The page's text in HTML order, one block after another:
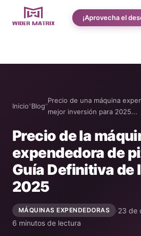
Inicio
Quiénes somos
Tienda
Cotton Candy Estudio de
Máquina expendedora de
Máquina para preparar
¡Aprovecha el
Inicio"Blog"
Precio de una máquina
mejor inversión para 2025...
Precio de la
expendedora de
Guía Definitiva de
2025
MÁQUINAS EXPENDEDORAS ·23 de
6 minutos de lectura